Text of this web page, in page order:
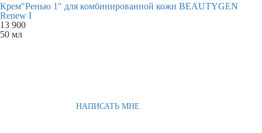
Крем"Ренью 1" для комбинированной кожи BEAUTYGEN
Renew I
13 900
50 мл
НАПИСАТЬ МНЕ